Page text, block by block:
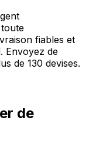
fiables et
Envoyez de
de 130 devises.
de